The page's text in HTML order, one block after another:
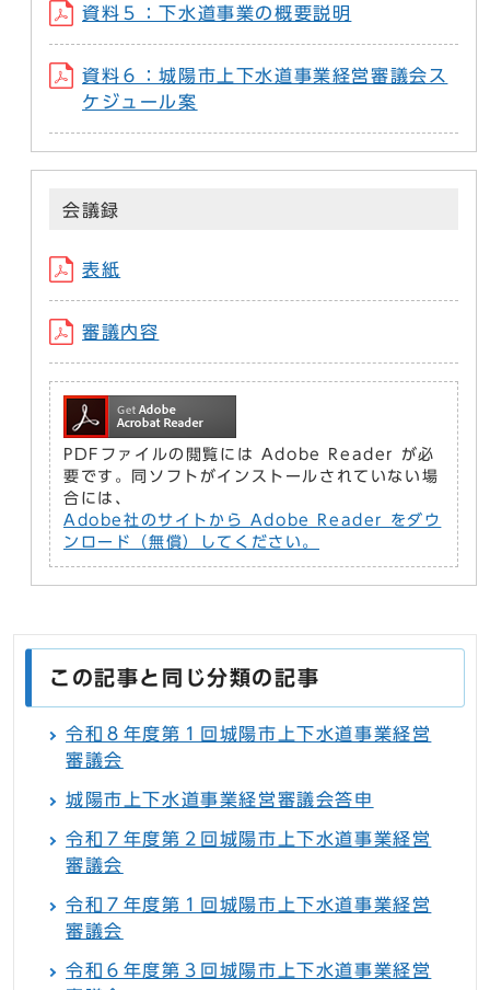
資料５：下水道事業の概要説明
資料６：城陽市上下水道事業経営審議会ス
ケジュール案
会議録
表紙
審議内容
PDFファイルの閲覧には Adobe Reader が必
要です。同ソフトがインストールされていない場
合には、
Adobe社のサイトから Adobe Reader をダウ
ンロード（無償）してください。
この記事と同じ分類の記事
令和８年度第１回城陽市上下水道事業経営
審議会
城陽市上下水道事業経営審議会答申
令和７年度第２回城陽市上下水道事業経営
審議会
令和７年度第１回城陽市上下水道事業経営
審議会
令和６年度第３回城陽市上下水道事業経営